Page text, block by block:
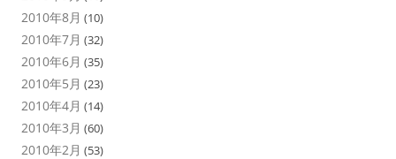
2010年8月 (10)
2010年7月 (32)
2010年6月 (35)
2010年5月 (23)
2010年4月 (14)
2010年3月 (60)
2010年2月 (53)